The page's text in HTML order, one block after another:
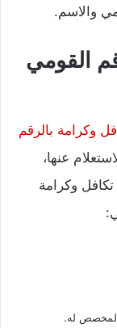
والاسم.
القومي
وكرامة بالرقم
عنها،
وكرامة
المخصص له.